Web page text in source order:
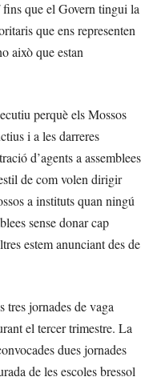
que el Govern tingui la
que ens representen
això que estan
perquè els Mossos
i a les darreres
d’agents a assemblees
de com volen dirigir
a instituts quan ningú
sense donar cap
estem anunciant des de
tres jornades de vaga
el tercer trimestre. La
dues jornades
de les escoles bressol